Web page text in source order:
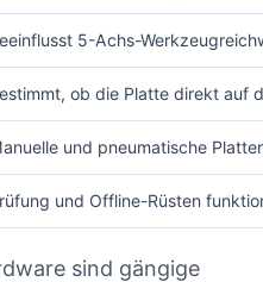
5-Achs-
ob die Platte direkt auf
und pneumatische
und Offline-Rüsten
sind gängige